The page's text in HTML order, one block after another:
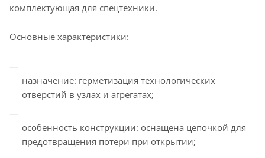
комплектующая для спецтехники.
Основные характеристики:
назначение: герметизация технологических
отверстий в узлах и агрегатах;
особенность конструкции: оснащена цепочкой для
предотвращения потери при открытии;